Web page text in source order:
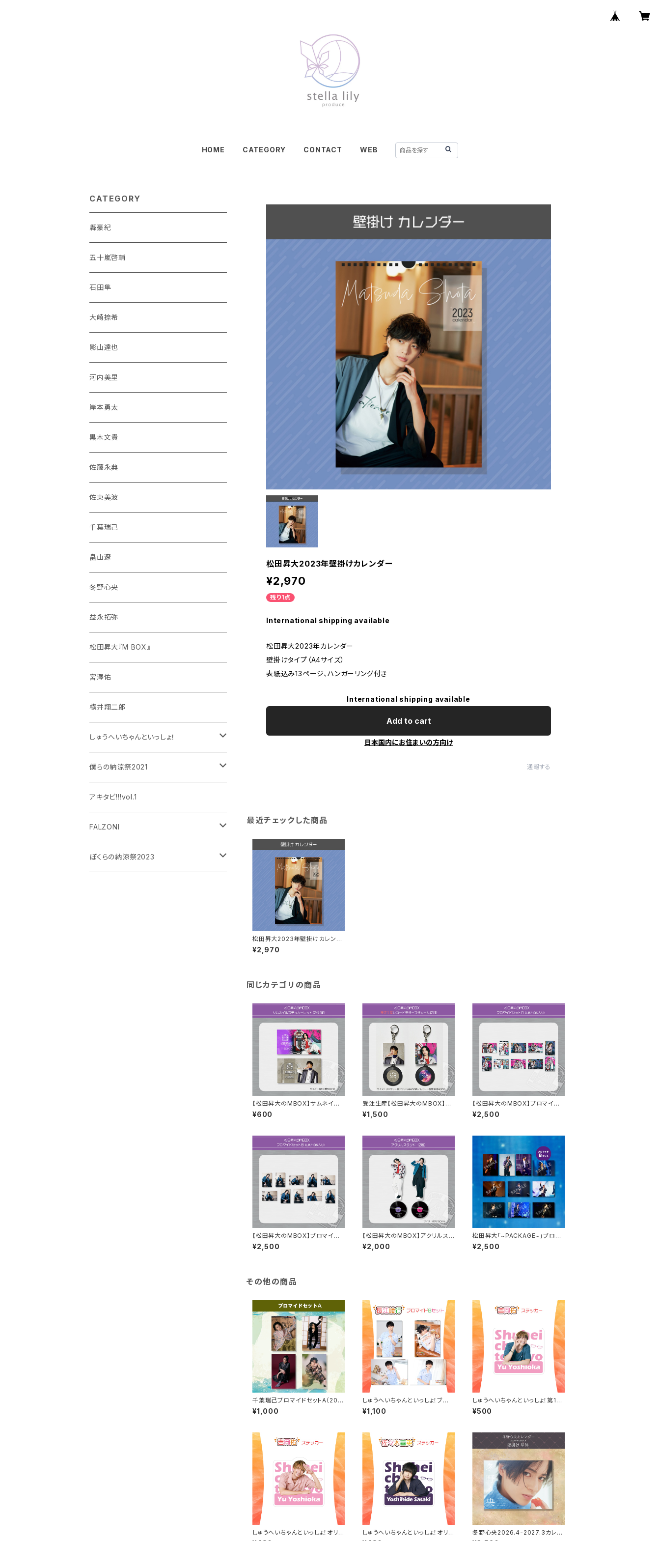
HOME CATEGORY CONTACT WEB
松田昇大2023年壁掛けカレンダー
¥2,970
残り1点
International shipping available
松田昇大2023年カレンダー
壁掛けタイプ（A4サイズ）
表紙込み13ページ、ハンガーリング付き
International shipping available
Add to cart
日本国内にお住まいの方向け
通報する
最近チェックした商品
松田昇大2023年壁掛けカレンダ
ー
¥2,970
同じカテゴリの商品
【松田昇大のMBOX】サムネイル
ステッカーセット（2枚組）
¥600
受注生産【松田昇大のMBOX】レ
コードモチーフチャーム(2種)
¥1,500
【松田昇大のMBOX】ブロマイド
セットA
¥2,500
【松田昇大のMBOX】ブロマイド
セットB
¥2,500
【松田昇大のMBOX】アクリルスタ
ンド(2種)
¥2,000
松田昇大「~PACKAGE~」ブロマ
イドBセット（L判10枚1組）
¥2,500
その他の商品
千葉瑞己ブロマイドセットA（202
5年4月始まりカレンダーアザーカ
ット）
¥1,000
しゅうへいちゃんといっしょ！ブロ
マイドB（長江崚行）
¥1,100
しゅうへいちゃんといっしょ！第10
夜オリジナルステッカー（吉岡佑）
¥500
しゅうへいちゃんといっしょ！オリジ
しゅうへいちゃんといっしょ！オリジ
冬野心央2026.4-2027.3カレン
CATEGORY
縣豪紀
五十嵐啓輔
石田隼
大崎捺希
影山達也
河内美里
岸本勇太
黒木文貴
佐藤永典
佐東美波
千葉瑞己
畠山遼
冬野心央
益永拓弥
松田昇大『M BOX』
宮澤佑
横井翔二郎
しゅうへいちゃんといっしょ！
和泉宗兵
設楽銀河
平賀勇成
吉岡佑
僕らの納涼祭2021
和泉宗兵
神永圭佑
小波津亜廉
アキタビ!!!vol.1
FALZONI
笠間淳の黄昏古書堂
ぼくらの納涼祭2023